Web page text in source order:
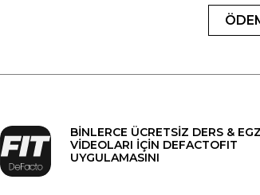
BİNLERCE ÜCRETSİZ DERS &
VİDEOLARI İÇİN DEFACTOFIT
UYGULAMASINI